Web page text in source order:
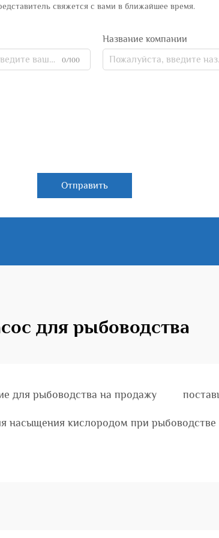
свяжется с вами в ближайшее время.
0/100
Название компании
Отправить
для рыбоводства
для рыбоводства на продажу
насыщения кислородом при рыбоводстве